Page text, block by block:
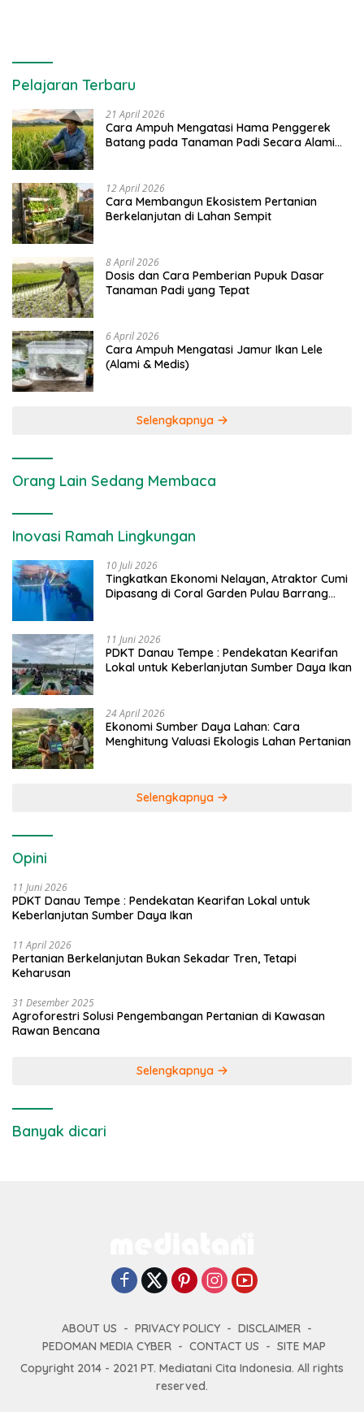
Pelajaran Terbaru
21 April 2026
Cara Ampuh Mengatasi Hama Penggerek
Batang pada Tanaman Padi Secara Alami
12 April 2026
Cara Membangun Ekosistem Pertanian
Berkelanjutan di Lahan Sempit
8 April 2026
Dosis dan Cara Pemberian Pupuk Dasar
Tanaman Padi yang Tepat
6 April 2026
Cara Ampuh Mengatasi Jamur Ikan Lele
(Alami & Medis)
Selengkapnya
Orang Lain Sedang Membaca
Inovasi Ramah Lingkungan
10 Juli 2026
Tingkatkan Ekonomi Nelayan, Atraktor Cumi
Dipasang di Coral Garden Pulau Barrang
11 Juni 2026
PDKT Danau Tempe : Pendekatan Kearifan
Lokal untuk Keberlanjutan Sumber Daya Ikan
24 April 2026
Ekonomi Sumber Daya Lahan: Cara
Menghitung Valuasi Ekologis Lahan Pertanian
Selengkapnya
Opini
11 Juni 2026
PDKT Danau Tempe : Pendekatan Kearifan Lokal untuk
Keberlanjutan Sumber Daya Ikan
11 April 2026
Pertanian Berkelanjutan Bukan Sekadar Tren, Tetapi
Keharusan
31 Desember 2025
Agroforestri Solusi Pengembangan Pertanian di Kawasan
Rawan Bencana
Selengkapnya
Banyak dicari
ABOUT US PRIVACY POLICY
DISCLAIMER
PEDOMAN MEDIA CYBER
CONTACT US
SITE MAP
Copyright 2014 - 2021 PT. Mediatani Cita Indonesia. All rights
reserved.